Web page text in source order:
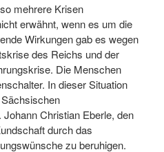
mehrere Krisen
erwähnt, wenn es um die
Wirkungen gab es wegen
des Reichs und der
Die Menschen
In dieser Situation
Christian Eberle, den
durch das
zu beruhigen.